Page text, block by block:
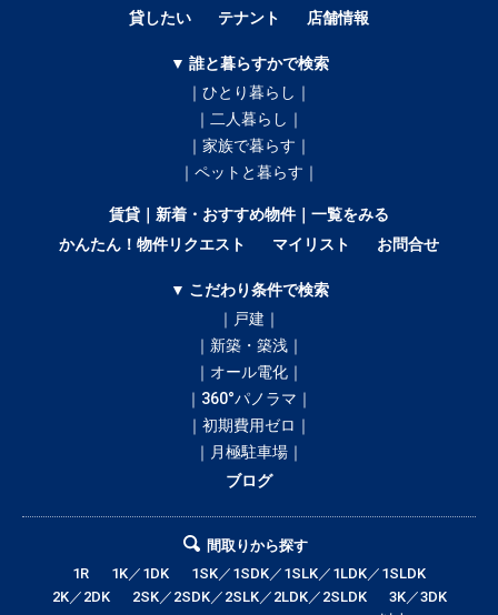
貸したい
テナント 店舗情報
▼ 誰と暮らすかで検索
｜ひとり暮らし｜
｜二人暮らし｜
｜家族で暮らす｜
｜ペットと暮らす｜
賃貸｜新着・おすすめ物件｜一覧をみる
かんたん！物件リクエスト
マイリスト お問合せ
▼ こだわり条件で検索
｜戸建｜
｜新築・築浅｜
｜オール電化｜
｜360°パノラマ｜
｜初期費用ゼロ｜
｜月極駐車場｜
ブログ
間取りから探す
1R
1K／1DK
1SK／1SDK／1SLK／1LDK／1SLDK
2K／2DK
2SK／2SDK／2SLK／2LDK／2SLDK
3K／3DK